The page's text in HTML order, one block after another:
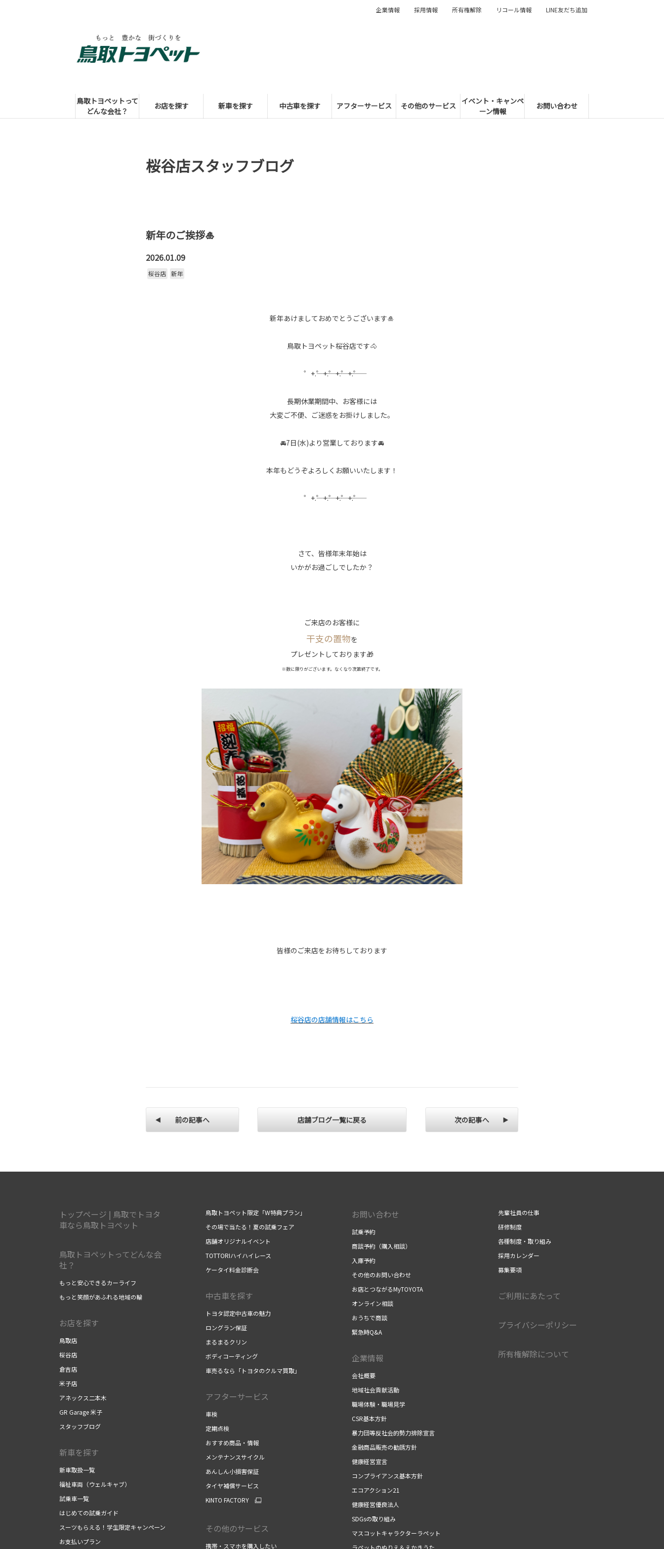
鳥取トヨペットって
どんな会社？
お店を探す 新車を探す 中古車を探す アフターサービス その他のサービス
イベント・キャンペ
ーン情報
お問い合わせ
企業情報 採用情報 所有権解除 リコール情報 LINE友だち追加
桜谷店スタッフブログ
新年のご挨拶🎍
2026.01.09
桜谷店 新年
新年あけましておめでとうございます🎍
鳥取トヨペット桜谷店です🐴
゜+.――゜+.――゜+.――゜+.――゜
長期休業期間中、お客様には
大変ご不便、ご迷惑をお掛けしました。
🚘7日(水)より営業しております🚘
本年もどうぞよろしくお願いいたします！
゜+.――゜+.――゜+.――゜+.――゜
さて、皆様年末年始は
いかがお過ごしでしたか？
ご来店のお客様に
干支の置物を
プレゼントしております🎁
※数に限りがございます。なくなり次第終了です。
皆様のご来店をお待ちしております
桜谷店の店舗情報はこちら
前の記事へ 店舗ブログ一覧に戻る 次の記事へ
トップページ | 鳥取でトヨタ
車なら鳥取トヨペット
鳥取トヨペットってどんな会
社？
もっと安心できるカーライフ
もっと笑顔があふれる地域の輪
お店を探す
鳥取店
桜谷店
倉吉店
米子店
アネックス二本木
GR Garage 米子
スタッフブログ
新車を探す
新車取扱一覧
福祉車両（ウェルキャブ）
試乗車一覧
はじめての試乗ガイド
スーツもらえる！学生限定キャンペーン
お支払いプラン
鳥取トヨペット限定「W特典プラン」
その場で当たる！夏の試乗フェア
店舗オリジナルイベント
TOTTORIハイハイレース
ケータイ料金診断会
中古車を探す
トヨタ認定中古車の魅力
ロングラン保証
まるまるクリン
ボディコーティング
車売るなら「トヨタのクルマ買取」
アフターサービス
車検
定期点検
おすすめ商品・情報
メンテナンスサイクル
あんしん小損害保証
タイヤ補償サービス
KINTO FACTORY
その他のサービス
携帯・スマホを購入したい
お問い合わせ
試乗予約
商談予約（購入相談）
入庫予約
その他のお問い合わせ
お店とつながるMyTOYOTA
オンライン相談
おうちで商談
緊急時Q&A
企業情報
会社概要
地域社会貢献活動
職場体験・職場見学
CSR基本方針
暴力団等反社会的勢力排除宣言
金融商品販売の勧誘方針
健康経営宣言
コンプライアンス基本方針
エコアクション21
健康経営優良法人
SDGsの取り組み
マスコットキャラクターラペット
ラペットのぬりえ＆えかきうた
先輩社員の仕事
研修制度
各種制度・取り組み
採用カレンダー
募集要項
ご利用にあたって
プライバシーポリシー
所有権解除について